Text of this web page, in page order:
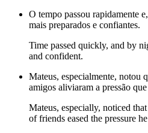
O tempo passou rapidamente
mais preparados e confiantes.
Time passed quickly, and by
and confident.
Mateus, especialmente, notou
amigos aliviaram a pressão
Mateus, especially, noticed
of friends eased the pressure